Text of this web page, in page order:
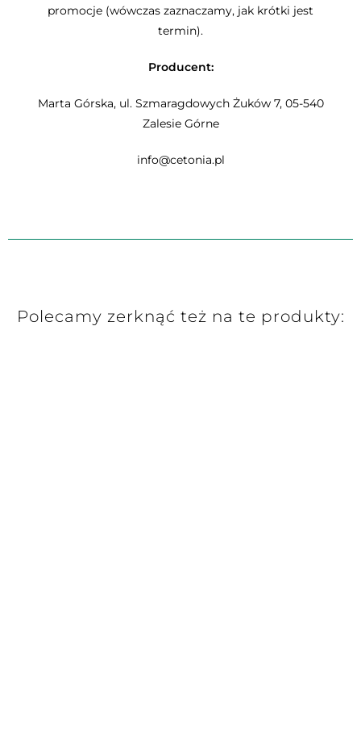
promocje (wówczas zaznaczamy, jak krótki jest
termin).
Producent:
Marta Górska, ul. Szmaragdowych Żuków 7, 05-540
Zalesie Górne
info@cetonia.pl
Polecamy zerknąć też na te produkty: